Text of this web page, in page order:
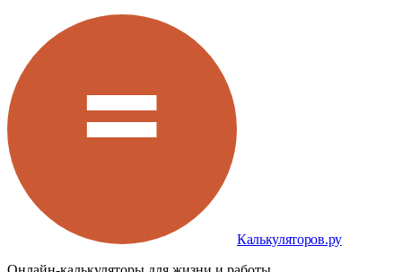
Калькуляторов.ру